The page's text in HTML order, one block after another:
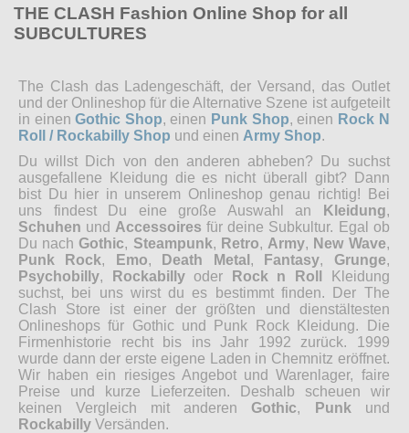
THE CLASH Fashion Online Shop for all
SUBCULTURES
The Clash das Ladengeschäft, der Versand, das Outlet
und der Onlineshop für die Alternative Szene ist aufgeteilt
in einenGothic Shop, einen Punk Shop, einen Rock N
Roll / Rockabilly Shop und einen Army Shop.
Du willst Dich von den anderen abheben? Du suchst
ausgefallene Kleidung die es nicht überall gibt? Dann
bist Du hier in unserem Onlineshop genau richtig! Bei
uns findest Du eine große Auswahl an
Kleidung,
Schuhen und Accessoires für deine Subkultur. Egal ob
Du nach Gothic, Steampunk, Retro, Army, New Wave,
Punk Rock, Emo, Death Metal , Fantasy, Grunge,
Psychobilly, Rockabillyoder Rock n Roll
Kleidung
suchst, bei uns wirst du es bestimmt finden. Der The
Clash Store ist einer der größten und dienstältesten
Onlineshops für Gothic und Punk Rock Kleidung. Die
Firmenhistorie recht bis ins Jahr 1992 zurück. 1999
wurde dann der erste eigene Laden in Chemnitz eröffnet.
Wir haben ein riesiges Angebot und Warenlager, faire
Preise und kurze Lieferzeiten. Deshalb scheuen wir
keinen Vergleich mit anderen Gothic, Punk und
Rockabilly Versänden.